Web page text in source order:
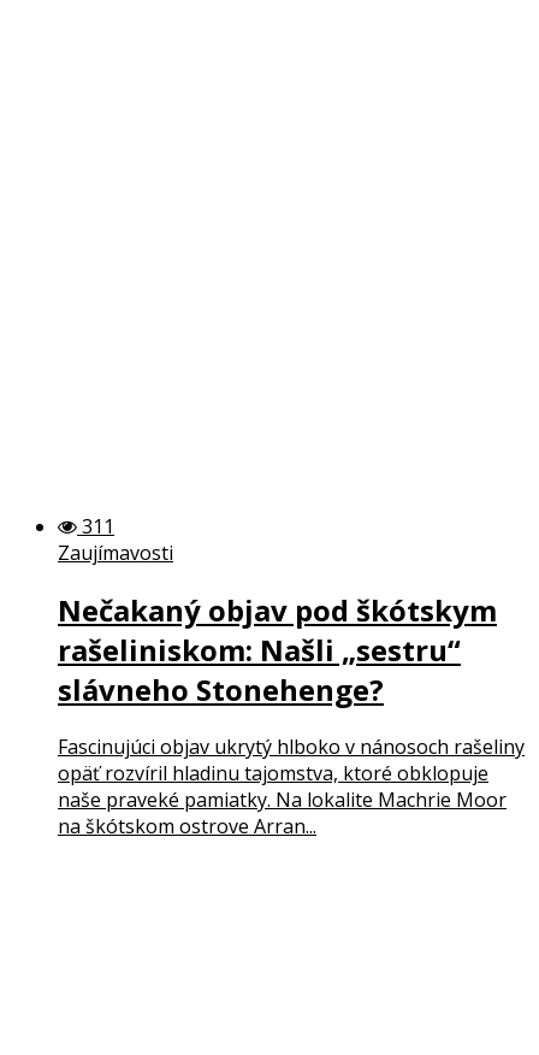
311
Zaujímavosti
Nečakaný objav pod škótskym
rašeliniskom: Našli „sestru“
slávneho Stonehenge?
Fascinujúci objav ukrytý hlboko v nánosoch rašeliny
opäť rozvíril hladinu tajomstva, ktoré obklopuje
naše praveké pamiatky. Na lokalite Machrie Moor
na škótskom ostrove Arran...